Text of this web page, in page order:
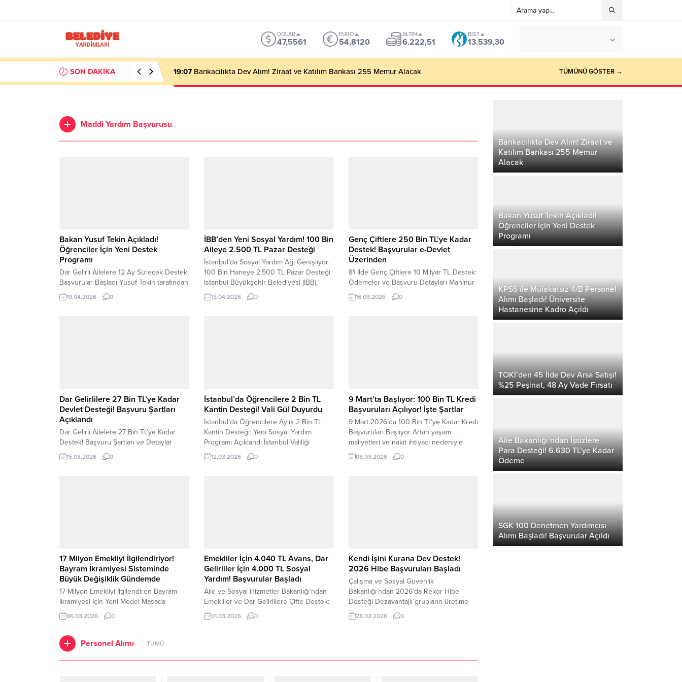
DOLAR
47,5561
EURO
54,8120
ALTIN
6.222,51
BIST
13.539,30
SON DAKİKA 19:07 Bankacılıkta Dev Alım! Ziraat ve Katılım Bankası 255 Memur Alacak TÜMÜNÜ GÖSTER →
Maddi Yardım Başvurusu
Bakan Yusuf Tekin Açıkladı!
Öğrenciler İçin Yeni Destek
Programı
Dar Gelirli Ailelere 12 Ay Sürecek Destek:
Başvurular Başladı Yusuf Tekin tarafından
yapılan açıklamayla, maddi zorluk
yaşayan ailelerin çocuklarına yönelik yeni
19.04.2026 0
İBB’den Yeni Sosyal Yardım! 100 Bin
Aileye 2.500 TL Pazar Desteği
İstanbul’da Sosyal Yardım Ağı Genişliyor:
100 Bin Haneye 2.500 TL Pazar Desteği
İstanbul Büyükşehir Belediyesi (İBB),
ekonomik zorlukların arttığı bu dönemde
dar gelirli vatandaşlara yönelik yeni bir
13.04.2026 0
Genç Çiftlere 250 Bin TL’ye Kadar
Destek! Başvurular e-Devlet
Üzerinden
81 İlde Genç Çiftlere 10 Milyar TL Destek:
Ödemeler ve Başvuru Detayları Mahinur
Özdemir Göktaş, aile kurumunu
güçlendirmek ve genç çiftlerin evlilik
16.03.2026 0
Dar Gelirlilere 27 Bin TL’ye Kadar
Devlet Desteği! Başvuru Şartları
Açıklandı
Dar Gelirli Ailelere 27 Bin TL’ye Kadar
Destek! Başvuru Şartları ve Detaylar
Açıklandı Ekonomik olarak zorlanan
vatandaşlara yönelik sosyal yardım
15.03.2026 0
İstanbul’da Öğrencilere 2 Bin TL
Kantin Desteği! Vali Gül Duyurdu
İstanbul’da Öğrencilere Aylık 2 Bin TL
Kantin Desteği: Yeni Sosyal Yardım
Programı Açıklandı İstanbul Valiliği
tarafından öğrencilere yönelik yeni bir
sosyal destek programı duyuruldu.
12.03.2026 0
9 Mart’ta Başlıyor: 100 Bin TL Kredi
Başvuruları Açılıyor! İşte Şartlar
9 Mart 2026’da 100 Bin TL’ye Kadar Kredi
Başvuruları Başlıyor Artan yaşam
maliyetleri ve nakit ihtiyacı nedeniyle
bankaların sunduğu kredi kampanyaları
vatandaşlar tarafından yakından takip
08.03.2026 0
17 Milyon Emekliyi İlgilendiriyor!
Bayram İkramiyesi Sisteminde
Büyük Değişiklik Gündemde
17 Milyon Emekliyi İlgilendiren Bayram
İkramiyesi İçin Yeni Model Masada
Türkiye’de milyonlarca emeklinin
yakından takip ettiği bayram ikramiyesi
yapılması gündeme geldi. Uzun süredir
tüm emeklilere eşit şekilde ödenen
bayram ikramiyelerinin yeni bir sistemle
06.03.2026 0
Emekliler İçin 4.040 TL Avans, Dar
Gelirliler İçin 4.000 TL Sosyal
Yardım! Başvurular Başladı
Aile ve Sosyal Hizmetler Bakanlığı’ndan
Emekliler ve Dar Gelirlilere Çifte Destek:
4.040 TL Nakit Avans, 4.000 TL Sosyal
Yardım Mart 2026 itibarıyla, SSK, Bağ-Kur
emeklilere sağlanan nakit avans fırsatı ve
01.03.2026 0
Kendi İşini Kurana Dev Destek!
2026 Hibe Başvuruları Başladı
Çalışma ve Sosyal Güvenlik
Bakanlığı’ndan 2026’da Rekor Hibe
Desteği Dezavantajlı grupların üretime
katılmasını teşvik etmek amacıyla yeni bir
destek programı devreye alındı. Çalışma
tutarlarını artırdı. Kendi işini kurmak
28.02.2026 0
Personel Alımı TÜMÜ
Bankacılıkta Dev Alım! Ziraat ve
Katılım Bankası 255 Memur
Alacak
Bakan Yusuf Tekin Açıkladı!
Öğrenciler İçin Yeni Destek
Programı
KPSS ile Mülakatsız 4/B Personel
Alımı Başladı! Üniversite
Hastanesine Kadro Açıldı
TOKİ’den 45 İlde Dev Arsa Satışı!
%25 Peşinat, 48 Ay Vade Fırsatı
Aile Bakanlığı’ndan İşsizlere
Para Desteği! 6.630 TL’ye Kadar
Ödeme
SGK 100 Denetmen Yardımcısı
Alımı Başladı! Başvurular Açıldı